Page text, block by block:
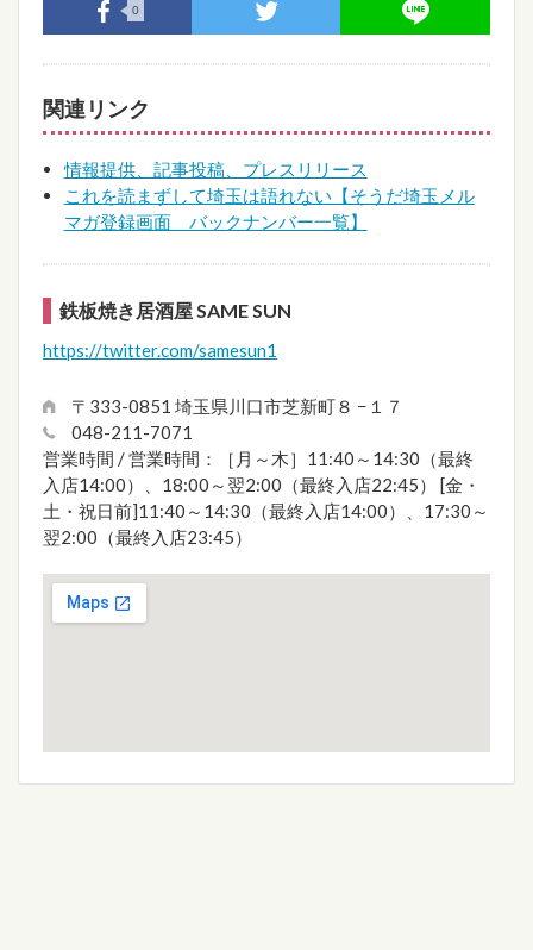
0
関連リンク
情報提供、記事投稿、プレスリリース
これを読まずして埼玉は語れない【そうだ埼玉メル
マガ登録画面 バックナンバー一覧】
鉄板焼き居酒屋 SAME SUN
https://twitter.com/samesun1
〒333-0851 埼玉県川口市芝新町８ −１７
048-211-7071
営業時間 / 営業時間：［月～木］11:40～14:30（最終
入店14:00）、18:00～翌2:00（最終入店22:45） [金・
土・祝日前]11:40～14:30（最終入店14:00）、17:30～
翌2:00（最終入店23:45）